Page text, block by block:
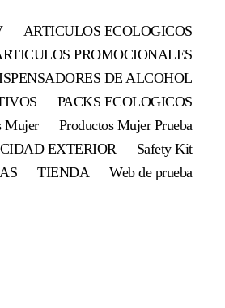
ARTICULOS ECOLOGICOS
PROMOCIONALES
DE ALCOHOL
PACKS ECOLOGICOS
Mujer
Productos Mujer Prueba
EXTERIOR
Safety Kit
TIENDA Web de prueba